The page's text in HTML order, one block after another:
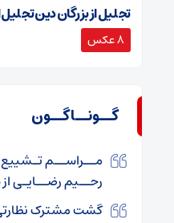
تجلیل از بزرگان دین
8 عکس
گــونــاگــون
مــراســم
رحــیم رضــایـی
گشت مشترک